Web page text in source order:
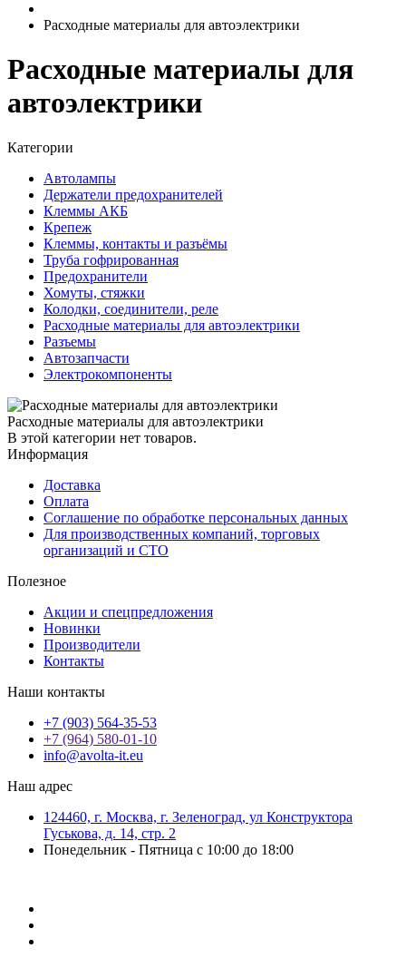
Расходные материалы для автоэлектрики
Расходные материалы для
автоэлектрики
Категории
Автолампы
Держатели предохранителей
Клеммы АКБ
Крепеж
Клеммы, контакты и разъёмы
Труба гофрированная
Предохранители
Хомуты, стяжки
Колодки, соединители, реле
Расходные материалы для автоэлектрики
Разъемы
Автозапчасти
Электрокомпоненты
Расходные материалы для автоэлектрики
В этой категории нет товаров.
Информация
Доставка
Оплата
Соглашение по обработке персональных данных
Для производственных компаний, торговых
организаций и СТО
Полезное
Акции и спецпредложения
Новинки
Производители
Контакты
Наши контакты
+7 (903) 564-35-53
+7 (964) 580-01-10
info@avolta-it.eu
Наш адрес
124460, г. Москва, г. Зеленоград, ул Конструктора
Гуськова, д. 14, стр. 2
Понедельник - Пятница с 10:00 до 18:00